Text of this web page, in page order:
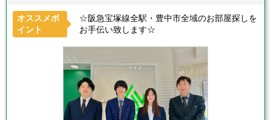
オススメポ
イント
☆阪急宝塚線全駅・豊中市全域のお部屋探しを
お手伝い致します☆